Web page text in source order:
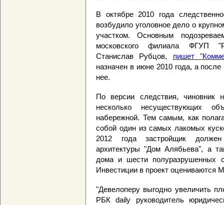
В октябре 2010 года
возбудило уголовное дело о
участком. Основным
московского филиала ФГУП
Станислав Рубцов, пишет
назначен в июне 2010 года, а
нее.
По версии следствия, чиновник
несколько несуществующих
набережной. Тем самым, как
собой один из самых лакомых
2012 года застройщик должен
архитектуры "Дом Алябьева", а
дома и шести полуразрушенных
Инвестиции в проект оцениваются
"Девелоперу выгодно увеличить
РБК daily руководитель